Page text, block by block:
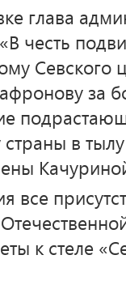
глава
честь
Севского
за
страны в
все
к стеле